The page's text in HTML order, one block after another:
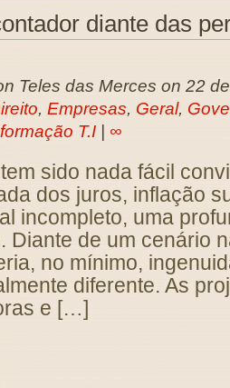
diante das
Teles das Merces on 22
, Empresas, Geral,
T.I| ∞
sido nada fácil
dos juros, inflação
incompleto, uma
Diante de um cenário
no mínimo,
diferente. As
e […]